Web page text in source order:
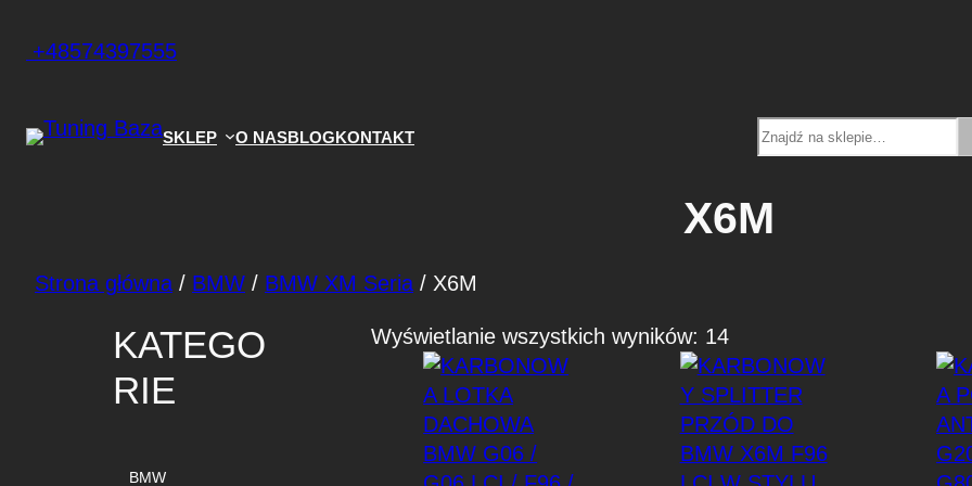
+48574397555
SKLEP O NASBLOGKONTAKT Search
X6M
Strona główna / BMW / BMW XM Seria / X6M
KATEGO
RIE
BMW
Wyświetlanie wszystkich wyników: 14P
o
s
o
r
t